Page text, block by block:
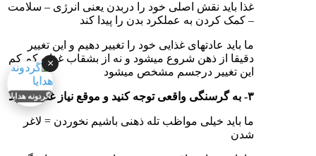
غذا باید نقش اصلی خود را دربدن یعنی انرژی – سلامت
– کمک کردن به عملکرد بدن را پیدا کند
ما باید عادتهای غذایی خود را تغییر دهیم و این تغییر
دقیقا از ذهن شروع میشود و نه از بشقاب غذا و کم کم
این تغییر درجسم مشخص میشود
۳- به گرسنگی واقعی توجه کنید و موقع نیاز غذا بخورید
ما باید خیلی مواظب تله ذهنی باشیم نخوردن = لاغر
شدن
×
گردونه هدایا